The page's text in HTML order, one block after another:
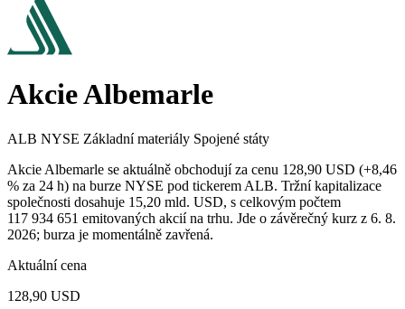
Akcie Albemarle
ALB NYSE Základní materiály Spojené státy
Akcie Albemarle se aktuálně obchodují za cenu 128,90 USD (+8,46
% za 24 h) na burze NYSE pod tickerem ALB. Tržní kapitalizace
společnosti dosahuje 15,20 mld. USD, s celkovým počtem
117 934 651 emitovaných akcií na trhu. Jde o závěrečný kurz z 6. 8.
2026; burza je momentálně zavřená.
Aktuální cena
128,90 USD